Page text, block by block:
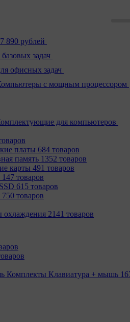
890 рублей
задач
офисных задач
с мощным процессором
для компьютеров
платы 684 товаров
память 1352 товаров
карты 491 товаров
147 товаров
615 товаров
750 товаров
охлаждения 2141 товаров
Комплекты Клавиатура + мышь